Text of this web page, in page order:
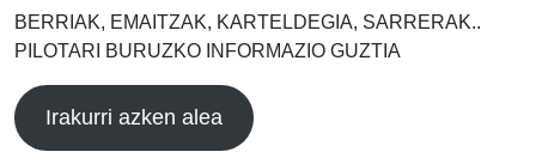
BERRIAK, EMAITZAK, KARTELDEGIA, SARRERAK..
PILOTARI BURUZKO INFORMAZIO GUZTIA
Irakurri azken alea